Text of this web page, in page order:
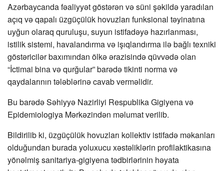
Azərbaycanda fəaliyyət göstərən və süni şəkildə yaradılan
açıq və qapalı üzgüçülük hovuzları funksional təyinatına
uyğun olaraq quruluşu, suyun istifadəyə hazırlanması,
istilik sistemi, havalandırma və işıqlandırma ilə bağlı texniki
göstəricilər baxımından ölkə ərazisində qüvvədə olan
“İctimai bina və qurğular” barədə tikinti norma və
qaydalarının tələblərinə cavab verməlidir.
Bu barədə Səhiyyə Nazirliyi Respublika Gigiyena və
Epidemiologiya Mərkəzindən məlumat verilib.
Bildirilib ki, üzgüçülük hovuzları kollektiv istifadə məkanları
olduğundan burada yoluxucu xəstəliklərin profilaktikasına
yönəlmiş sanitariya-gigiyena tədbirlərinin həyata